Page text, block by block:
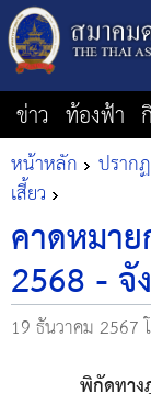
ข่าว ท้องฟ้า
หน้าหลัก ปราก
เสี้ยว
คาดหมา
2568 - จั
19 ธันวาคม 2567
พิกัดทา